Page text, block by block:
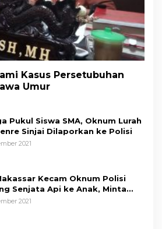
Kasus Persetubuhan
Umur
Pukul Siswa SMA, Oknum Lurah
Sinjai Dilaporkan ke Polisi
2021
Kecam Oknum Polisi
Senjata Api ke Anak, Minta
Sulsel Tindak Tegas
2021